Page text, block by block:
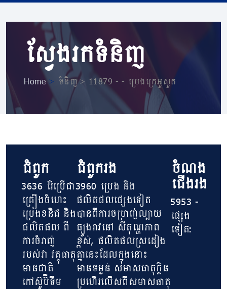
ស្វែងរកទំនិញ
Home> ទំនិញ > 11879 - - ប្រេងក្រេអូសូត
ជំពូក
3636 រ៉ែប្រើជា
គ្រឿងចំហេះ
ប្រេងខនិជ និង
ផលិតផល ពី
ការចំរាញ់
របស់វា វត្ថុធាតុ
មានជាតិ
កៅស៊ូប៊ីទីម
ជំពូករង
3960 ប្រេង និង
ផលិតផលផ្សេងទៀត
បានពីការចម្រាញ់ល្បាយ
ធ្យូងរាវនៅ សីតុណ្ហភាព
ខ្ពស់, ផលិតផលស្រដៀង
គ្នានេះដែលក្នុងនោះ
មានទម្ងន់ សមាសធាតុក្លិន
ប្រហើរលើសពីសមាសធាតុ
ចំណង
ជើងរង
5953 -
ផ្សេង
ទៀត: